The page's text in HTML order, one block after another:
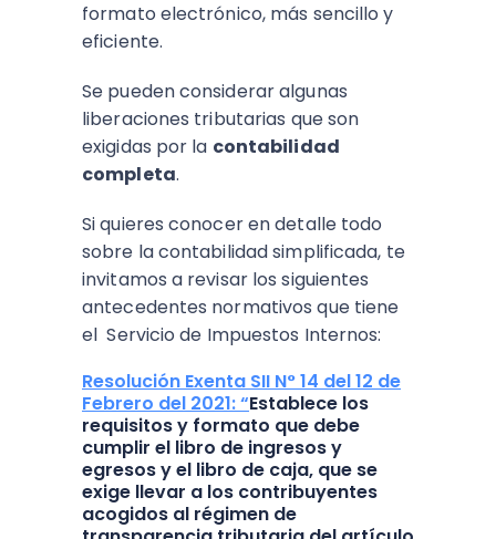
formato electrónico, más sencillo y
eficiente.
Se pueden considerar algunas
liberaciones tributarias que son
exigidas por la contabilidad
completa.
Si quieres conocer en detalle todo
sobre la contabilidad simplificada, te
invitamos a revisar los siguientes
antecedentes normativos que tiene
el Servicio de Impuestos Internos:
Resolución Exenta SII N° 14 del 12 de
Febrero del 2021: “Establece los
requisitos y formato que debe
cumplir el libro de ingresos y
egresos y el libro de caja, que se
exige llevar a los contribuyentes
acogidos al régimen de